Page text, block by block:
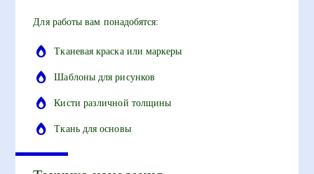
Для работы вам понадобятся:
Тканевая краска или маркеры
Шаблоны для рисунков
Кисти различной толщины
Ткань для основы